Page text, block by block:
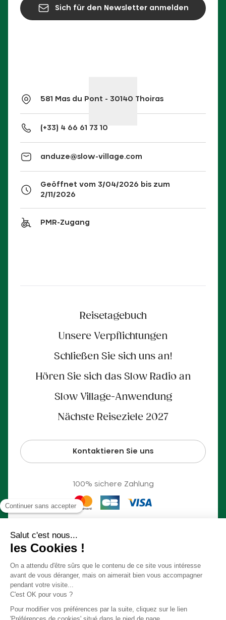
581 Mas du Pont - 30140 Thoiras
(+33) 4 66 61 73 10
anduze@slow-village.com
Geöffnet vom 3/04/2026 bis zum
2/11/2026
PMR-Zugang
Reisetagebuch
Unsere Verpflichtungen
Schließen Sie sich uns an!
Hören Sie sich das Slow Radio an
Slow Village-Anwendung
Nächste Reiseziele 2027
Kontaktieren Sie uns
100% sichere Zahlung
Sich für den Newsletter anmelden
Cookie-Einstellungen Unser Konzept in einem Video